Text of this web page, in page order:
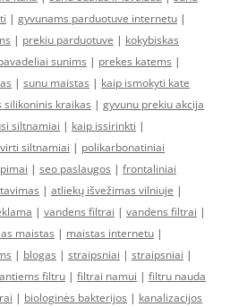
| gyvunams parduotuve internetu |
| prekiu parduotuve | kokybiskas
sunims | prekes katems |
| sunu maistas | kaip ismokyti kate
silikoninis kraikas | gyvunu prekiu akcija
siltnamiai | kaip issirinkti |
siltnamiai | polikarbonatiniai
| seo paslaugos | frontaliniai
| atliekų išvežimas vilniuje |
| vandens filtrai | vandens filtrai |
maistas | maistas internetu |
| blogas | straipsniai | straipsniai |
filtru | filtrai namui | filtru nauda
| biologinės bakterijos | kanalizacijos